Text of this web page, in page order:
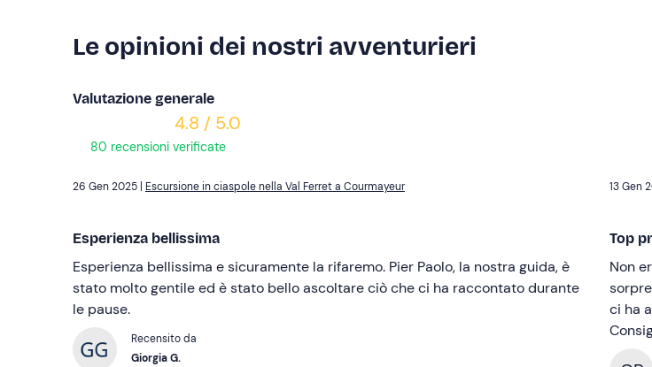
Le opinioni dei nostri avventurieri
Valutazione generale
4.8 / 5.0
80 recensioni verificate
Escursione in ciaspole nella Val Ferret a Courmayeur
Esperienza bellissima
Esperienza bellissima e sicuramente la rifaremo. Pier Paolo, la nostra guida, è
stato molto gentile ed è stato bello ascoltare ciò che ci ha raccontato durante
le pause.
Recensito da
Giorgia G.
Top
Non
ci ha